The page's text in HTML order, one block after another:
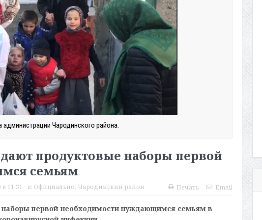
Чародинского района.
продуктовые наборы первой
семьям
11:31 в: Официально, Чародинский район Печать Email
первой необходимости нуждающимся семьям в